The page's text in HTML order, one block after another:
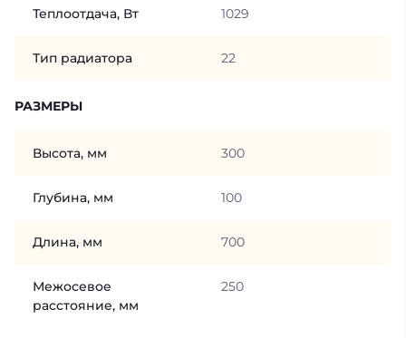
Теплоотдача, Вт 1029
Тип радиатора 22
РАЗМЕРЫ
Высота, мм 300
Глубина, мм 100
Длина, мм 700
Межосевое
расстояние, мм
250